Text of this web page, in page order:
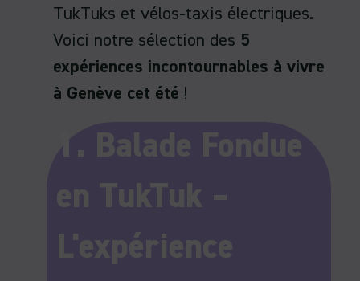
TukTuks et vélos-taxis électriques.
Voici notre sélection des 5
expériences incontournables à vivre
à Genève cet été !
1. Balade Fondue
en TukTuk –
L'expérience